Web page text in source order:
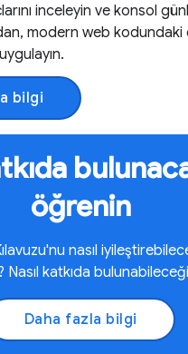
inceleyin ve konsol
modern web
bilgi
öğrenin
nasıl
Nasıl katkıda
Daha fazla bilgi